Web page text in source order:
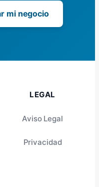
mi negocio
LEGAL
Aviso Legal
Privacidad